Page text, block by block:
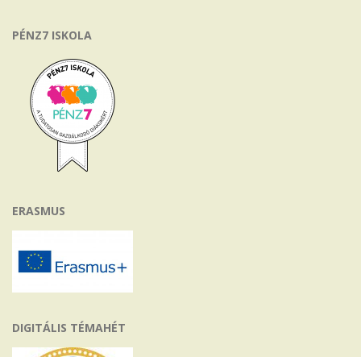
PÉNZ7 ISKOLA
ERASMUS
DIGITÁLIS TÉMAHÉT